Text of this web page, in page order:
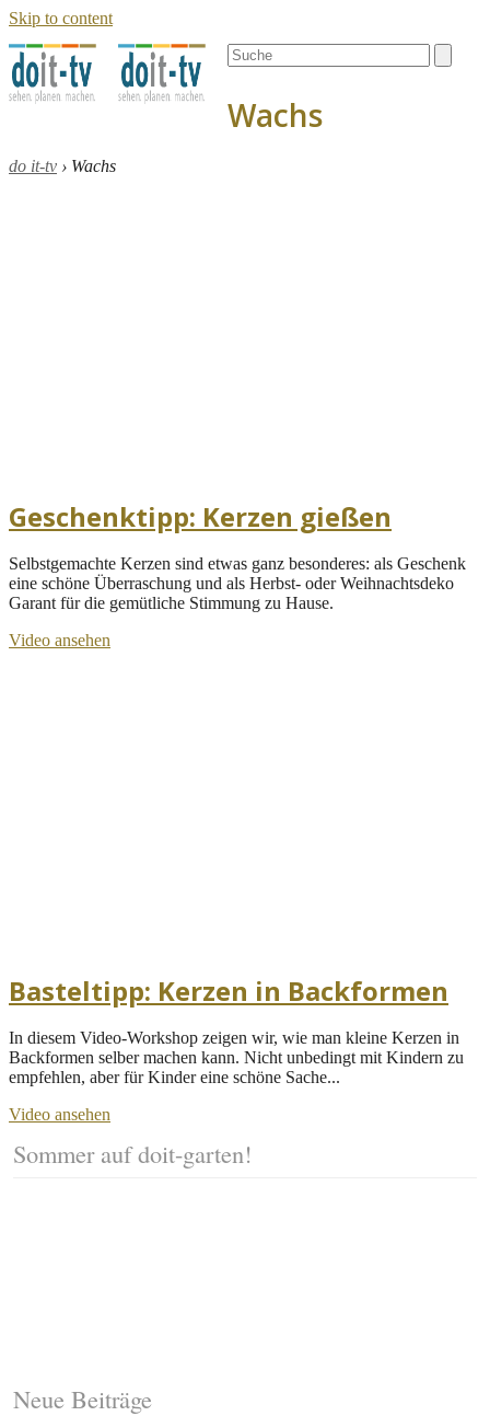
Skip to content
Open
mobile
Close
mobile
Search
Wachs
do it-tv › Wachs
Geschenktipp: Kerzen gießen
Selbstgemachte Kerzen sind etwas ganz besonderes: als Geschenk
eine schöne Überraschung und als Herbst- oder Weihnachtsdeko
Garant für die gemütliche Stimmung zu Hause.
Video ansehen
Basteltipp: Kerzen in Backformen
In diesem Video-Workshop zeigen wir, wie man kleine Kerzen in
Backformen selber machen kann. Nicht unbedingt mit Kindern zu
empfehlen, aber für Kinder eine schöne Sache...
Video ansehen
Sommer auf doit-garten!
Neue Beiträge